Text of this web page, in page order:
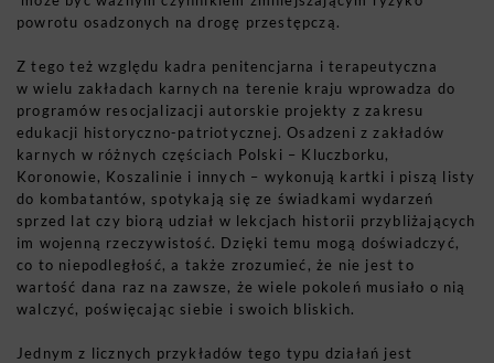
powrotu osadzonych na drogę przestępczą.
Z tego też względu kadra penitencjarna i terapeutyczna
w wielu zakładach karnych na terenie kraju wprowadza do
programów resocjalizacji autorskie projekty z zakresu
edukacji historyczno-patriotycznej. Osadzeni z zakładów
karnych w różnych częściach Polski – Kluczborku,
Koronowie, Koszalinie i innych – wykonują kartki i piszą listy
do kombatantów, spotykają się ze świadkami wydarzeń
sprzed lat czy biorą udział w lekcjach historii przybliżających
im wojenną rzeczywistość. Dzięki temu mogą doświadczyć,
co to niepodległość, a także zrozumieć, że nie jest to
wartość dana raz na zawsze, że wiele pokoleń musiało o nią
walczyć, poświęcając siebie i swoich bliskich.
Jednym z licznych przykładów tego typu działań jest